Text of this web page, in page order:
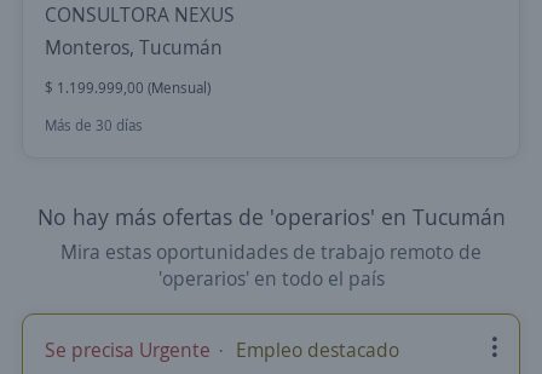
CONSULTORA NEXUS
Monteros, Tucumán
$ 1.199.999,00 (Mensual)
Más de 30 días
No hay más ofertas de 'operarios' en Tucumán
Mira estas oportunidades de trabajo remoto de
'operarios' en todo el país
Se precisa Urgente Empleo destacado